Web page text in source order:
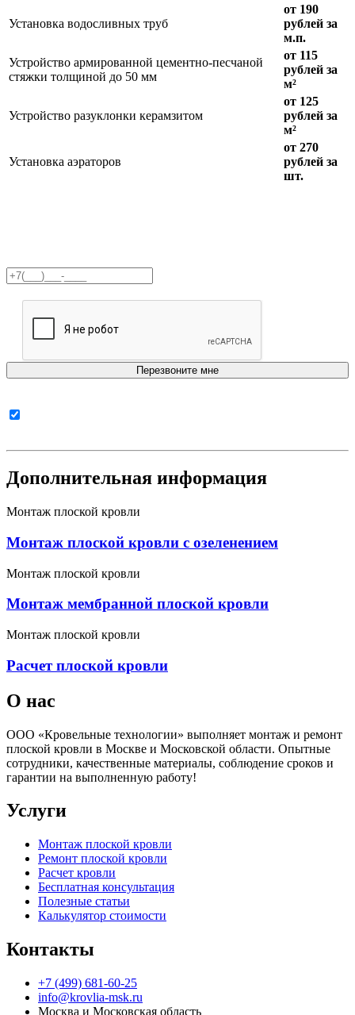
Установка водосливных труб
от 190
рублей за
м.п.
Устройство армированной цементно-песчаной
стяжки толщиной до 50 мм
от 115
рублей за
м²
Устройство разуклонки керамзитом
от 125
рублей за
м²
Установка аэраторов
от 270
рублей за
шт.
Дополнительная информация
Монтаж плоской кровли
Монтаж плоской кровли с озеленением
Монтаж плоской кровли
Монтаж мембранной плоской кровли
Монтаж плоской кровли
Расчет плоской кровли
О нас
ООО «Кровельные технологии» выполняет монтаж и ремонт
плоской кровли в Москве и Московской области. Опытные
сотрудники, качественные материалы, соблюдение сроков и
гарантии на выполненную работу!
Услуги
Монтаж плоской кровли
Ремонт плоской кровли
Расчет кровли
Бесплатная консультация
Полезные статьи
Калькулятор стоимости
Контакты
+7 (499) 681-60-25
info@krovlia-msk.ru
Москва и Московская область